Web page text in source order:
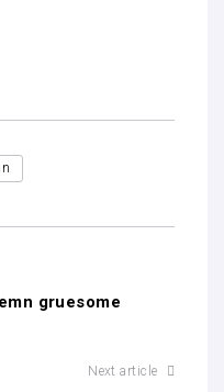
gruesome
Next article